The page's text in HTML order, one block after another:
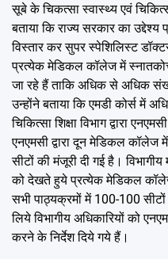
सूबे के चिकत्सा स्वास्थ्य एवं
बताया कि राज्य सरकार का उद्देश्य
विस्तार कर सुपर स्पेशिलिस्ट
प्रत्येक मेडिकल कॉलेज में
जा रहे हैं ताकि अधिक से अधिक
उन्होंने बताया कि एमडी कोर्स में
चिकित्सा शिक्षा विभाग द्वारा
एनएमसी द्वारा दून मेडिकल कॉलेज
सीटों की मंजूरी दी गई है।
को देखते हुये प्रत्येक मेडिकल
सभी पाठ्यक्रमों में 100-100
लिये विभागीय अधिकारियों को
करने के निर्देश दिये गये हैं।